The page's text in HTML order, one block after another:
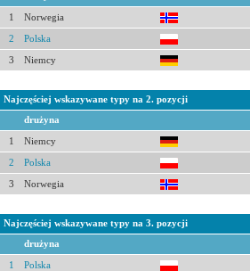
1 Norwegia
2 Polska
3 Niemcy
Najczęściej wskazywane typy na 2. pozycji
drużyna
1 Niemcy
2 Polska
3 Norwegia
Najczęściej wskazywane typy na 3. pozycji
drużyna
1 Polska